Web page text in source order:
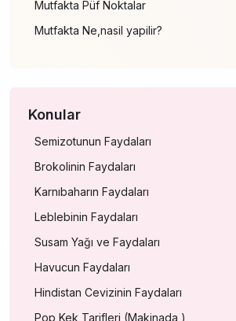
Mutfakta Püf Noktalar
Mutfakta Ne,nasil yapilir?
Konular
Semizotunun Faydaları
Brokolinin Faydaları
Karnıbaharın Faydaları
Leblebinin Faydaları
Susam Yağı ve Faydaları
Havucun Faydaları
Hindistan Cevizinin Faydaları
Pop Kek Tarifleri (Makinada )